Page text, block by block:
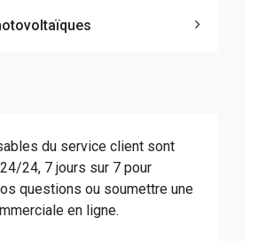
du service client sont
24, 7 jours sur 7 pour
questions ou soumettre une
en ligne.